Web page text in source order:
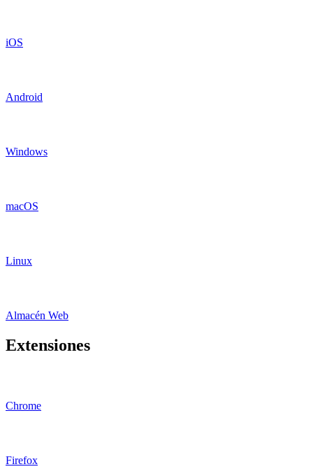
iOS
Android
Windows
macOS
Linux
Almacén Web
Extensiones
Chrome
Firefox